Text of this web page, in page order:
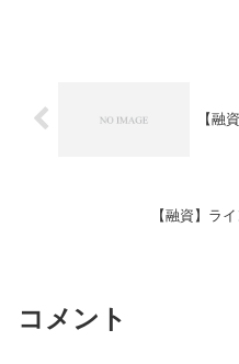
【融
【融資】ラ
コメント